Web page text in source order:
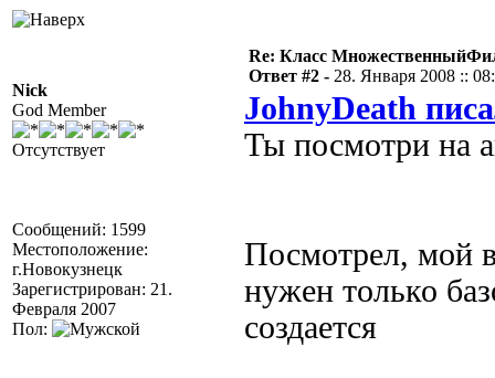
Nick
God Member
Отсутствует
Сообщений: 1599
Местоположение:
г.Новокузнецк
Зарегистрирован: 21.
Февраля 2007
Пол:
Re: Класс
Ответ #2 - 28. Января 2008 ::
JohnyDeath
Ты посмотри на
Посмотрел, мой
нужен только
создается